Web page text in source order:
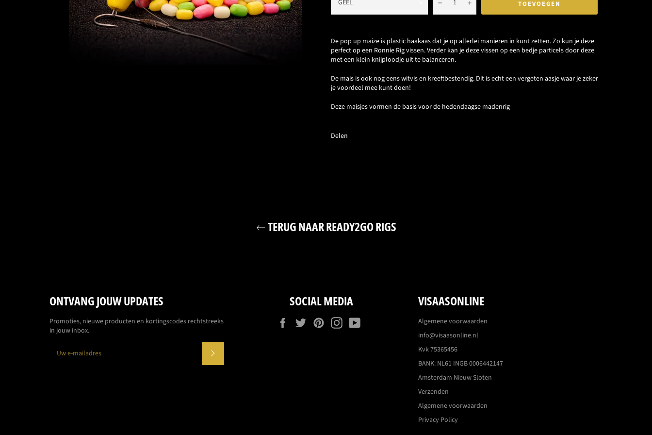
− +
TOEVOEGEN
De pop up maize is plastic haakaas dat je op allerlei manieren in kunt zetten. Zo kun je deze
perfect op een Ronnie Rig vissen. Verder kan je deze vissen op een bedje particels door deze
met een klein knijploodje uit te balanceren.
De mais is ook nog eens witvis en kreeftbestendig. Dit is echt een vergeten aasje waar je zeker
je voordeel mee kunt doen!
Deze maisjes vormen de basis voor de hedendaagse madenrig
Delen
TERUG NAAR READY2GO RIGS
ONTVANG JOUW UPDATES
Promoties, nieuwe producten en kortingscodes rechtstreeks
in jouw inbox.
SOCIAL MEDIA
FacebookTwitterPinterestInstagram
VISAASONLINE
Algemene voorwaarden
info@visaasonline.nl
Kvk 75365456
BANK: NL61 INGB 0006442147
Amsterdam Nieuw Sloten
Verzenden
Algemene voorwaarden
Privacy Policy